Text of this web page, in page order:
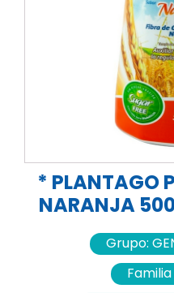
* PLANTAGO
NARANJA
Grupo:
Familia